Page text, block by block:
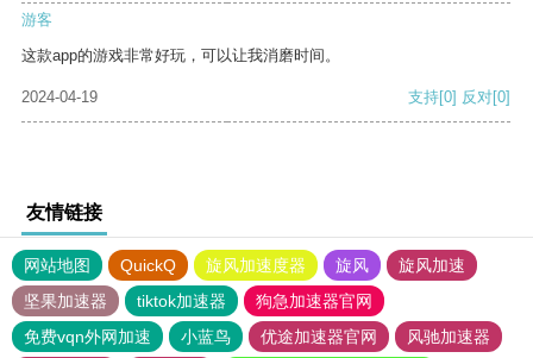
游客
这款app的游戏非常好玩，可以让我消磨时间。
2024-04-19 支持[0] 反对[0]
友情链接
网站地图 QuickQ 旋风加速度器 旋风
旋风加速
坚果加速器
tiktok加速器
狗急加速器官网
免费vqn外网加速
小蓝鸟 优途加速器官网
风驰加速器